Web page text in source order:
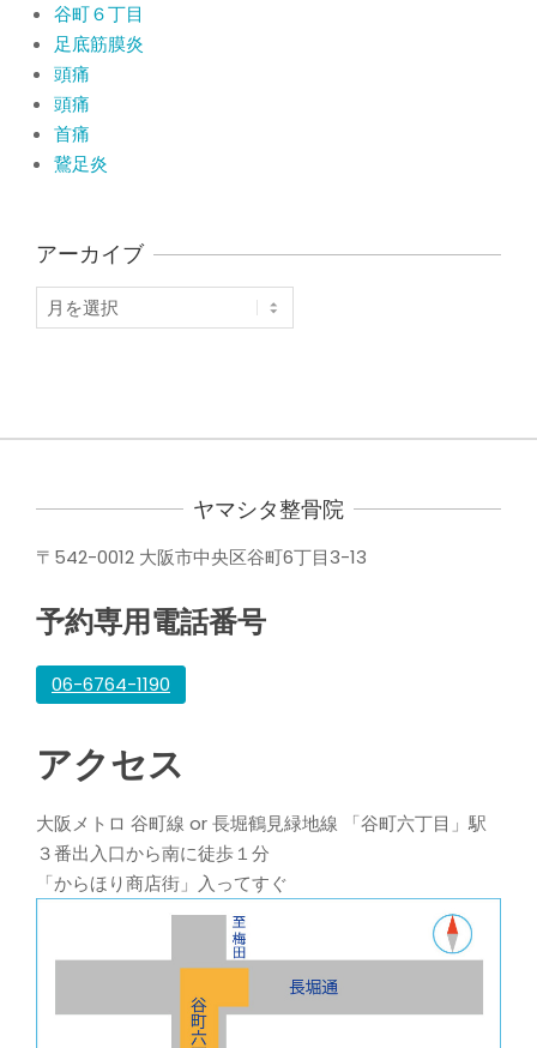
谷町６丁目
足底筋膜炎
頭痛
頭痛
首痛
鵞足炎
アーカイブ
ア
ー
ヤマシタ整骨院
〒542-0012 大阪市中央区谷町6丁目3-13
予約専用電話番号
06-6764-1190
アクセス
大阪メトロ 谷町線 or 長堀鶴見緑地線 「谷町六丁目」駅
３番出入口から南に徒歩１分
「からほり商店街」入ってすぐ